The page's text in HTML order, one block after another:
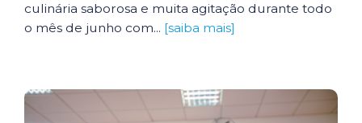
culinária saborosa e muita agitação durante todo
o mês de junho com... [saiba mais]